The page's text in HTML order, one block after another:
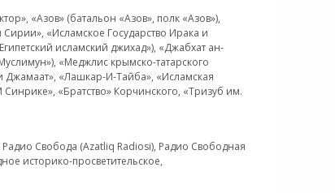
«Азов» (батальон «Азов», полк «Азов»),
«Исламское Государство Ирака и
исламский джихад»), «Джабхат ан-
«Меджлис крымско-татарского
Джамаат», «Лашкар-И-Тайба», «Исламская
«Братство» Корчинского, «Тризуб им.
Свобода (Azatliq Radiosi), Радио Свободная
историко-просветительское,